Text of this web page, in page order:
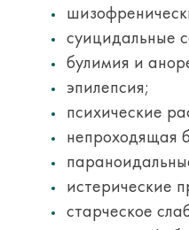
суицидальные
булимия и
эпилепсия;
психические
непроходящая
истерические
старческое